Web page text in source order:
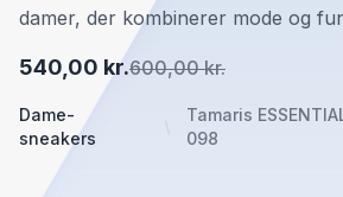
Dame-
sneakers
Tamaris
098
540,00 kr.600,00 kr.
damer, der kombinerer mode og